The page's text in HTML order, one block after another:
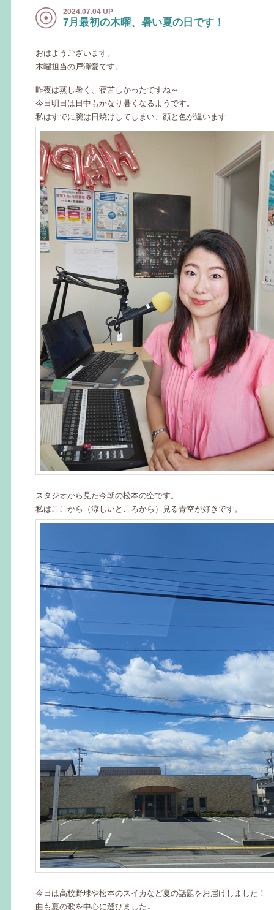
2024.07.04 UP
7月最初の木曜、暑い夏の日です！
おはようございます。
木曜担当の戸澤愛です。
昨夜は蒸し暑く、寝苦しかったですね～
今日明日は日中もかなり暑くなるようです。
私はすでに腕は日焼けしてしまい、顔と色が違います…
スタジオから見た今朝の松本の空です。
私はここから（涼しいところから）見る青空が好きです。
今日は高校野球や松本のスイカなど夏の話題をお届けしました！
曲も夏の歌を中心に選びました↓